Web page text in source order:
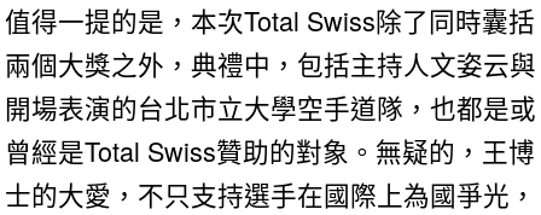
值得一提的是，本次Total Swiss除了同時囊括
兩個大獎之外，典禮中，包括主持人文姿云與
開場表演的台北市立大學空手道隊，也都是或
曾經是Total Swiss贊助的對象。無疑的，王博
士的大愛，不只支持選手在國際上為國爭光，